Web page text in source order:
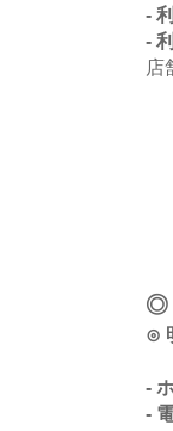
-
-
店
◎
⊙
-
-